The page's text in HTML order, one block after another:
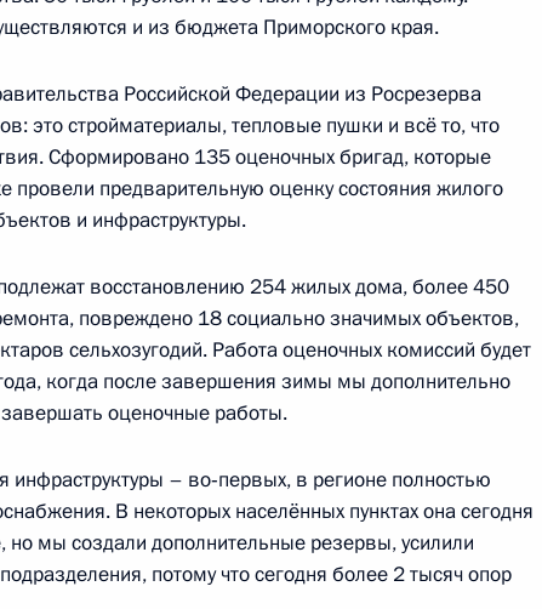
мегагрантов на научные
Кремль
России по летним видам
Кремль
и из бюджета Приморского края.
Российской Федерации из Росрезерва
это стройматериалы, тепловые пушки и всё то, что
Сформировано 135 оценочных бригад, которые
провели предварительную оценку состояния жилого
и инфраструктуры.
восстановлению 254 жилых дома, более 450
повреждено 18 социально значимых объектов,
сельхозугодий. Работа оценочных комиссий будет
когда после завершения зимы мы дополнительно
оценочные работы.
инфраструктуры – во‑первых, в регионе полностью
В некоторых населённых пунктах она сегодня
но мы создали дополнительные резервы, усилили
потому что сегодня более 2 тысяч опор